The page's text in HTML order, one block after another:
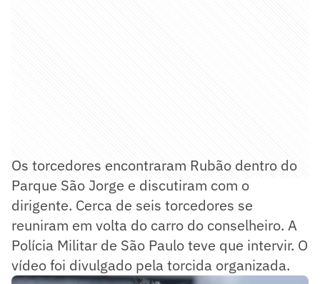
Os torcedores encontraram Rubão dentro do
Parque São Jorge e discutiram com o
dirigente. Cerca de seis torcedores se
reuniram em volta do carro do conselheiro. A
Polícia Militar de São Paulo teve que intervir. O
vídeo foi divulgado pela torcida organizada.